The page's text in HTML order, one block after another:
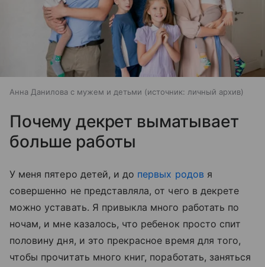
Анна Данилова с мужем и детьми источник: личный архив
Почему декрет выматывает
больше работы
У меня пятеро детей, и до первых родов я
совершенно не представляла, от чего в декрете
можно уставать. Я привыкла много работать по
ночам, и мне казалось, что ребенок просто спит
половину дня, и это прекрасное время для того,
чтобы прочитать много книг, поработать, заняться